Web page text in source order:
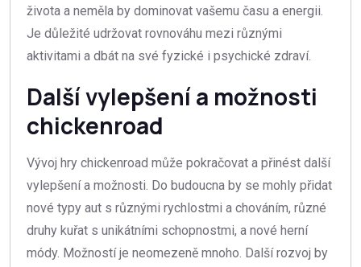
života a neměla by dominovat vašemu času a energii.
Je důležité udržovat rovnováhu mezi různými
aktivitami a dbát na své fyzické i psychické zdraví.
Další vylepšení a možnosti
chickenroad
Vývoj hry chickenroad může pokračovat a přinést další
vylepšení a možnosti. Do budoucna by se mohly přidat
nové typy aut s různými rychlostmi a chováním, různé
druhy kuřat s unikátními schopnostmi, a nové herní
módy. Možností je neomezeně mnoho. Další rozvoj by